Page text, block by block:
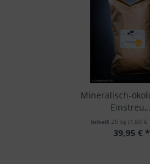
Mineralisch-
Inhalt 25 kg (1,60 €
39,95 € *